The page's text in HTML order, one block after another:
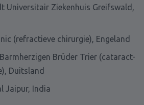
Universitair Ziekenhuis Greifswald,
(refractieve chirurgie), Engeland
Brüder Trier (cataract-
Duitsland
Jaipur, India